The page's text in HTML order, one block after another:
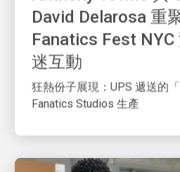
David Delarosa 重
Fanatics Fest NYC
迷互動
狂熱份子展現：UPS 遞送的
Fanatics Studios 生產